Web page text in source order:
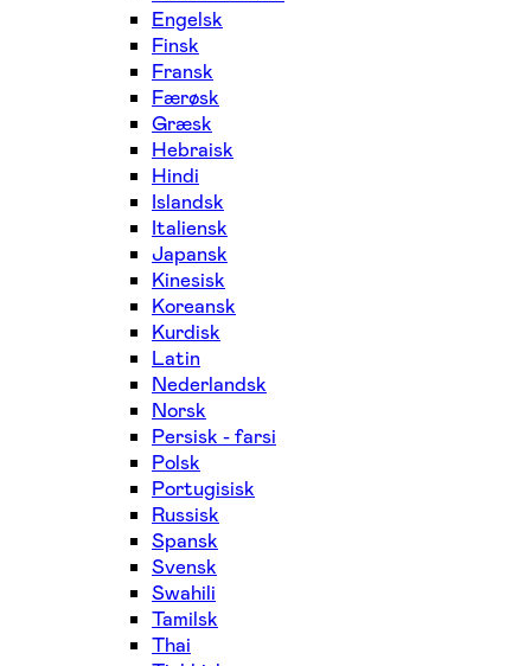
Engelsk
Finsk
Fransk
Færøsk
Græsk
Hebraisk
Hindi
Islandsk
Italiensk
Japansk
Kinesisk
Koreansk
Kurdisk
Latin
Nederlandsk
Norsk
Persisk - farsi
Polsk
Portugisisk
Russisk
Spansk
Svensk
Swahili
Tamilsk
Thai